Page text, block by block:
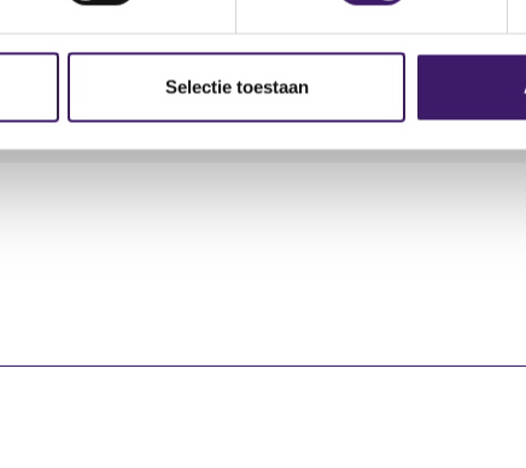
Selectie toestaan
Soort transactie Plaats van handel